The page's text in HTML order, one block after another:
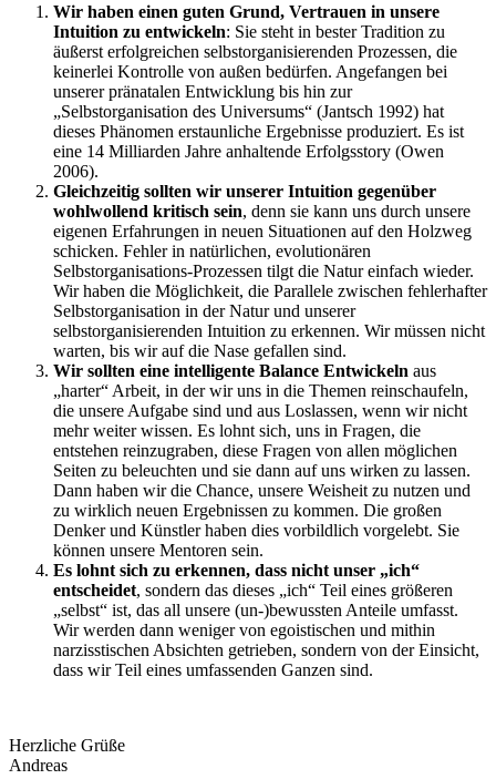
Wir haben einen guten Grund, Vertrauen in unsere
Intuition zu entwickeln: Sie steht in bester Tradition zu
äußerst erfolgreichen selbstorganisierenden Prozessen, die
keinerlei Kontrolle von außen bedürfen. Angefangen bei
unserer pränatalen Entwicklung bis hin zur
„Selbstorganisation des Universums“ (Jantsch 1992) hat
dieses Phänomen erstaunliche Ergebnisse produziert. Es ist
eine 14 Milliarden Jahre anhaltende Erfolgsstory (Owen
2006).
Gleichzeitig sollten wir unserer Intuition gegenüber
wohlwollend kritisch sein, denn sie kann uns durch unsere
eigenen Erfahrungen in neuen Situationen auf den Holzweg
schicken. Fehler in natürlichen, evolutionären
Selbstorganisations-Prozessen tilgt die Natur einfach wieder.
Wir haben die Möglichkeit, die Parallele zwischen fehlerhafter
Selbstorganisation in der Natur und unserer
selbstorganisierenden Intuition zu erkennen. Wir müssen nicht
warten, bis wir auf die Nase gefallen sind.
Wir sollten eine intelligente Balance Entwickeln aus
„harter“ Arbeit, in der wir uns in die Themen reinschaufeln,
die unsere Aufgabe sind und aus Loslassen, wenn wir nicht
mehr weiter wissen. Es lohnt sich, uns in Fragen, die
entstehen reinzugraben, diese Fragen von allen möglichen
Seiten zu beleuchten und sie dann auf uns wirken zu lassen.
Dann haben wir die Chance, unsere Weisheit zu nutzen und
zu wirklich neuen Ergebnissen zu kommen. Die großen
Denker und Künstler haben dies vorbildlich vorgelebt. Sie
können unsere Mentoren sein.
Es lohnt sich zu erkennen, dass nicht unser „ich“
entscheidet, sondern das dieses „ich“ Teil eines größeren
„selbst“ ist, das all unsere (un-)bewussten Anteile umfasst.
Wir werden dann weniger von egoistischen und mithin
narzisstischen Absichten getrieben, sondern von der Einsicht,
dass wir Teil eines umfassenden Ganzen sind.
Herzliche Grüße
Andreas